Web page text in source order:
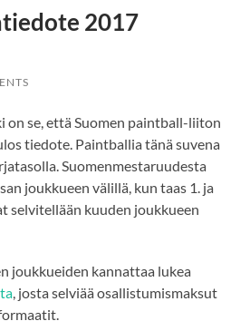
2017
on se, että Suomen paintball-liiton
tiedote. Paintballia tänä suvena
Suomenmestaruudesta
joukkueen välillä, kun taas 1. ja
selvitellään kuuden joukkueen
joukkueiden kannattaa lukea
, josta selviää osallistumismaksut